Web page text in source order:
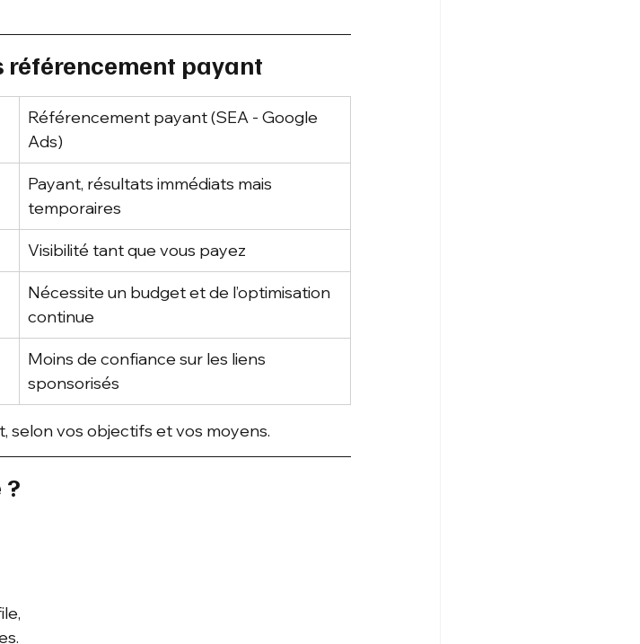
référencement payant
Référencement payant (SEA - Google
Ads)
Payant, résultats immédiats mais
temporaires
Visibilité tant que vous payez
Nécessite un budget et de l’optimisation
continue
Moins de confiance sur les liens
sponsorisés
selon vos objectifs et vos moyens.
?